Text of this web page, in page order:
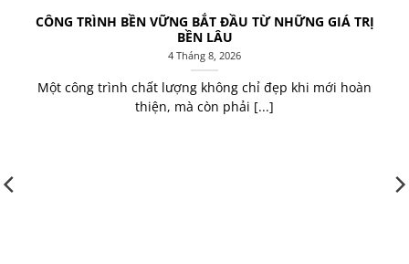
CÔNG TRÌNH BỀN VỮNG BẮT ĐẦU TỪ NHỮNG GIÁ TRỊ
BỀN LÂU
4 Tháng 8, 2026
Một công trình chất lượng không chỉ đẹp khi mới hoàn
thiện, mà còn phải [...]